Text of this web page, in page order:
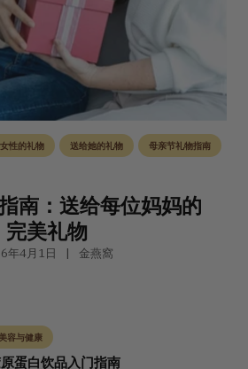
性的礼物 送给她的礼物 母亲节礼物指南
南：送给每位妈妈的
完美礼物
年4月1日 金燕窩
容与健康
蛋白饮品入门指南